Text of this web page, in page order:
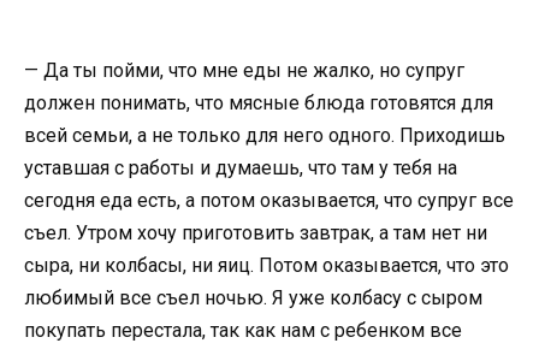
— Да ты пойми, что мне еды не жалко, но супруг
должен понимать, что мясные блюда готовятся для
всей семьи, а не только для него одного. Приходишь
уставшая с работы и думаешь, что там у тебя на
сегодня еда есть, а потом оказывается, что супруг все
съел. Утром хочу приготовить завтрак, а там нет ни
сыра, ни колбасы, ни яиц. Потом оказывается, что это
любимый все съел ночью. Я уже колбасу с сыром
покупать перестала, так как нам с ребенком все